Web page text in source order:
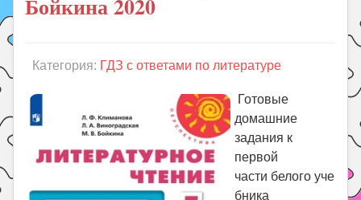
Уроки
Праздники
Летом!
Поиск
Бойкина 2020
Категория: ГДЗ с ответами по литературе
Готовые
домашние
задания к
первой
части белого уче
бника